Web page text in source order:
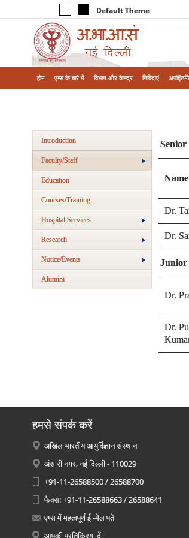
Default Theme
होम एम्‍स के बारे में विभाग और केन्‍द्र निविदाएं
Introduction
Faculty/Staff
Education
Courses/Training
Hospital Services
Research
Notice/Events
Alumini
Senior
Name
Dr.
Dr.
Junior
Dr.
Dr.
हमसे संपर्क करें
अखिल भारतीय आयुर्विज्ञान संस्थान
अंसारी नगर, नई दिल्ली - 110029
+91-11-26588500 / 26588700
फैक्स: +91-11-26588663 / 26588641
एम्स में महत्वपूर्ण ई -मेल पते
आपकी प्रतिक्रिया दें